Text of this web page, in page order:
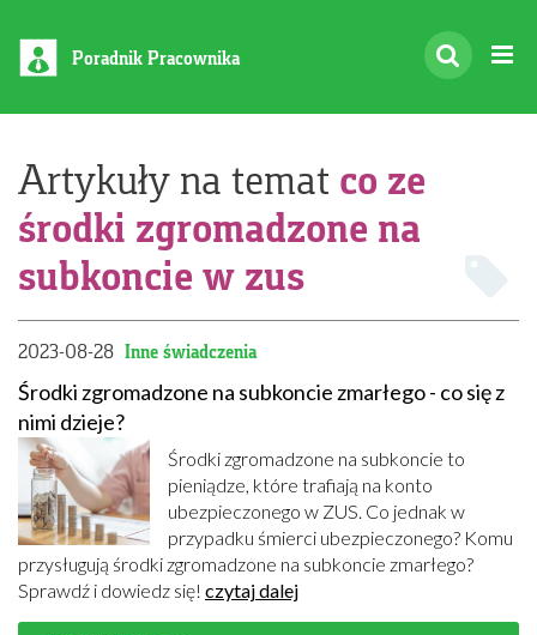
Poradnik Pracownika
Artykuły na temat co ze
środki zgromadzone na
subkoncie w zus
2023-08-28 Inne świadczenia
Środki zgromadzone na subkoncie zmarłego - co się z
nimi dzieje?
Środki zgromadzone na subkoncie to
pieniądze, które trafiają na konto
ubezpieczonego w ZUS. Co jednak w
przypadku śmierci ubezpieczonego? Komu
przysługują środki zgromadzone na subkoncie zmarłego?
Sprawdź i dowiedz się! czytaj dalej